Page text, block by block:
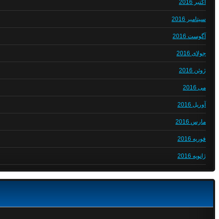
اکتبر 2016
سپتامبر 2016
آگوست 2016
جولای 2016
ژوئن 2016
می 2016
آوریل 2016
مارس 2016
فوریه 2016
ژانویه 2016